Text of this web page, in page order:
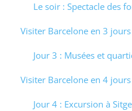
Le soir : Spectacle des
Visiter Barcelone en 3
Jour 3 : Musées et
Visiter Barcelone en 4
Jour 4 : Excursion à